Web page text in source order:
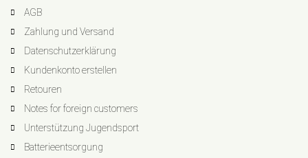
AGB
Zahlung und Versand
Datenschutzerklärung
Kundenkonto erstellen
Retouren
Notes for foreign customers
Unterstützung Jugendsport
Batterieentsorgung